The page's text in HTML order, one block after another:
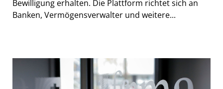
Bewilligung erhalten. Die Plattform richtet sich an
Banken, Vermögensverwalter und weitere...